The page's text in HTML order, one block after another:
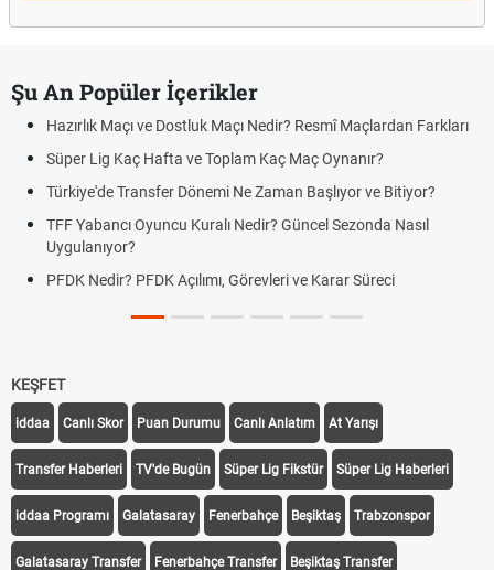
Şu An Popüler İçerikler
Hazırlık Maçı ve Dostluk Maçı Nedir? Resmî Maçlardan Farkları
Süper Lig Kaç Hafta ve Toplam Kaç Maç Oynanır?
Türkiye'de Transfer Dönemi Ne Zaman Başlıyor ve Bitiyor?
TFF Yabancı Oyuncu Kuralı Nedir? Güncel Sezonda Nasıl
Uygulanıyor?
PFDK Nedir? PFDK Açılımı, Görevleri ve Karar Süreci
KEŞFET
iddaa Canlı Skor Puan Durumu Canlı Anlatım At Yarışı
Transfer Haberleri TV'de Bugün Süper Lig Fikstür Süper Lig Haberleri
iddaa Programı Galatasaray Fenerbahçe Beşiktaş Trabzonspor
Galatasaray Transfer Fenerbahçe Transfer Beşiktaş Transfer